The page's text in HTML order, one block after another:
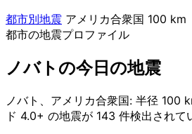
都市別地震 アメリカ合衆国 100 km
都市の地震プロファイル
ノバトの今日の地震
ノバト、アメリカ合衆国: 半径 100
ド 4.0+ の地震が 143 件検出されて